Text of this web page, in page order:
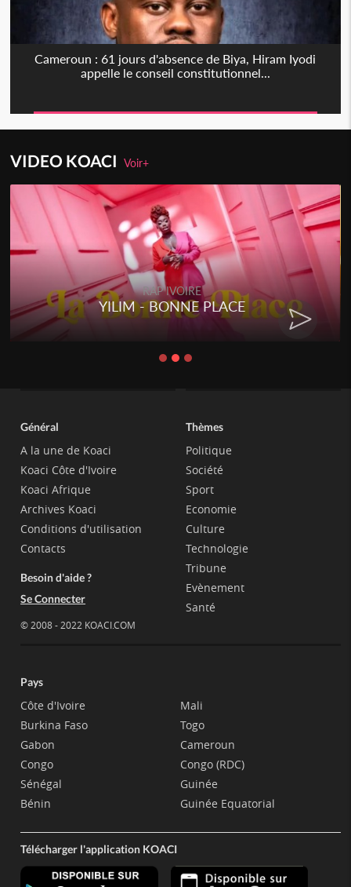
Cameroun : 61 jours d'absence de Biya, Hiram Iyodi
appelle le conseil constitutionnel...
VIDEO KOACIVoir+
RAP IVOIRE
YILIM - BONNE PLACE
Général
A la une de Koaci
Koaci Côte d'Ivoire
Koaci Afrique
Archives Koaci
Conditions d'utilisation
Contacts
Besoin d'aide ?
Se Connecter
© 2008 - 2022 KOACI.COM
Thèmes
Politique
Société
Sport
Economie
Culture
Technologie
Tribune
Evènement
Santé
Pays
Côte d'Ivoire
Burkina Faso
Gabon
Congo
Sénégal
Bénin
Mali
Togo
Cameroun
Congo (RDC)
Guinée
Guinée Equatorial
Télécharger l'application KOACI